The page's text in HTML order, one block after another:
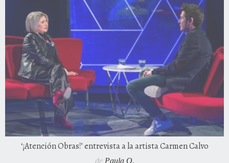
‘¡Atención Obras!’ entrevista a la artista Carmen Calvo
de Paula O.